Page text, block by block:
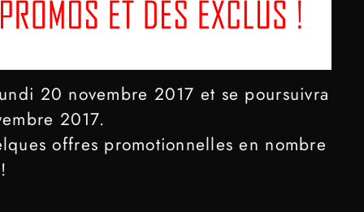
20 novembre 2017 et se poursuivra
2017.
offres promotionnelles en nombre